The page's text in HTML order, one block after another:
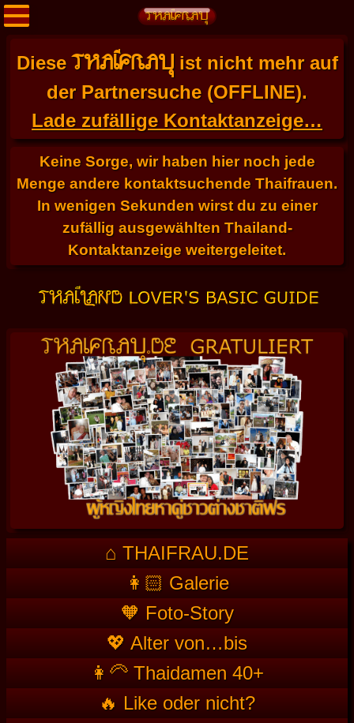
DieseTHAIFRAUist nicht mehr auf
der Partnersuche (OFFLINE).
Lade zufällige Kontaktanzeige…
Keine Sorge, wir haben hier noch jede
Menge andere kontaktsuchende Thaifrauen.
In wenigen Sekunden wirst du zu einer
zufällig ausgewählten Thailand-
Kontaktanzeige weitergeleitet.
⌂ THAIFRAU.DE
👩🏻 Galerie
🧡 Foto-Story
💖 Alter von…bis
👩‍🦳 Thaidamen 40+
🔥 Like oder nicht?